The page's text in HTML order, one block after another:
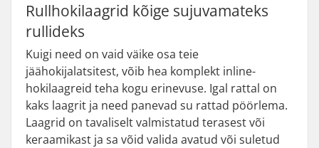
Rullhokilaagrid kõige sujuvamateks
rullideks
Kuigi need on vaid väike osa teie
jäähokijalatsitest, võib hea komplekt inline-
hokilaagreid teha kogu erinevuse. Igal rattal on
kaks laagrit ja need panevad su rattad pöörlema.
Laagrid on tavaliselt valmistatud terasest või
keraamikast ja sa võid valida avatud või suletud